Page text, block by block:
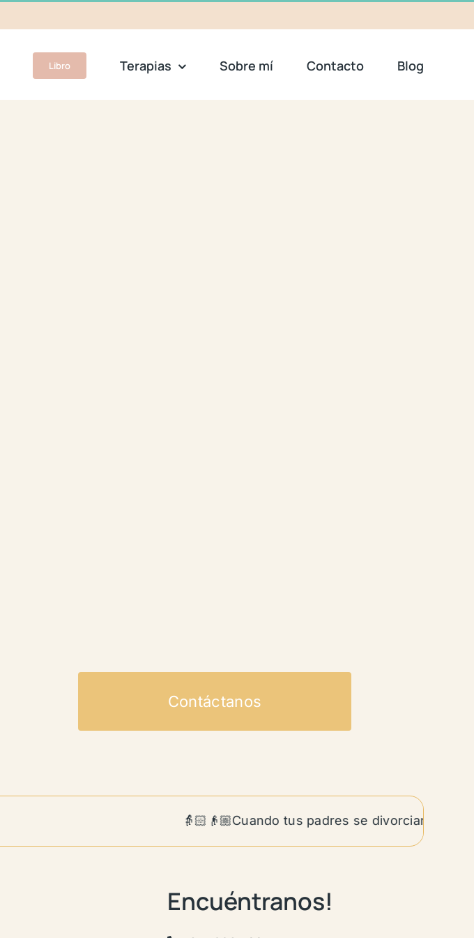
Libro Terapias Sobre mí Contacto Blog
Contáctanos
👵🏻👴🏼Cuando tus padres se divorcian siendo
Encuéntranos!